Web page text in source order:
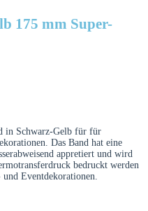
175 mm Super-
in Schwarz-Gelb für für
Das Band hat eine
appretiert und wird
bedruckt werden
Eventdekorationen.